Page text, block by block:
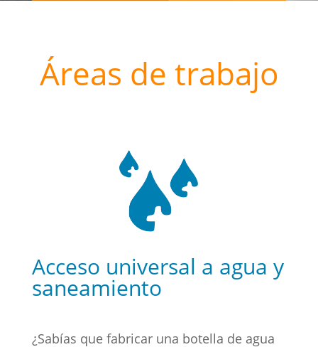
Áreas de trabajo
Acceso universal a agua y
saneamiento
¿Sabías que fabricar una botella de agua